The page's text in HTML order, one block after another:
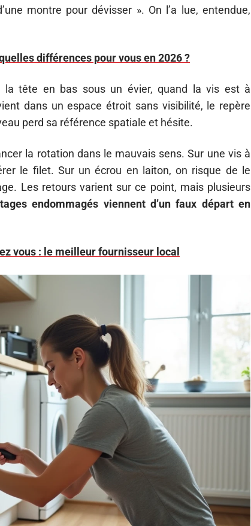
montre pour dévisser ». On l’a lue, entendue,
différences pour vous en 2026 ?
la tête en bas sous un évier, quand la vis est à
dans un espace étroit sans visibilité, le repère
perd sa référence spatiale et hésite.
la rotation dans le mauvais sens. Sur une vis à
le filet. Sur un écrou en laiton, on risque de le
Les retours varient sur ce point, mais plusieurs
endommagés viennent d’un faux départ en
vous : le meilleur fournisseur local